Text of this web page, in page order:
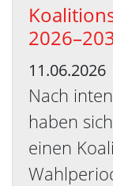
11.06.2026
Nach
haben
einen